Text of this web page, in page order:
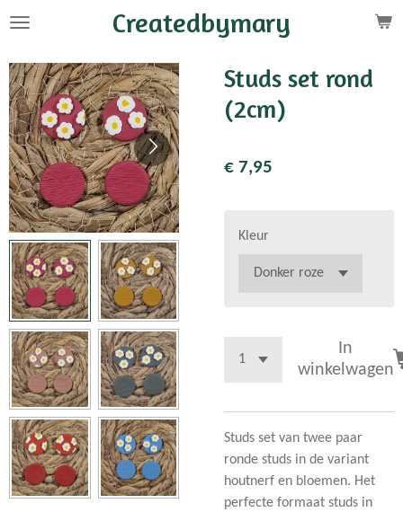
Ga
naar
de
hoofdinhoud
Createdbymary
Studs set rond
(2cm)
€ 7,95
Kleur
In
winkelwagen
Studs set van twee paar
ronde studs in de variant
houtnerf en bloemen. Het
perfecte formaat studs in